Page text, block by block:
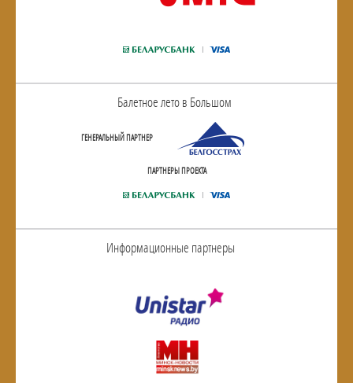
Балетное лето в Большом
ГЕНЕРАЛЬНЫЙ ПАРТНЕР
ПАРТНЕРЫ ПРОЕКТА
Информационные партнеры